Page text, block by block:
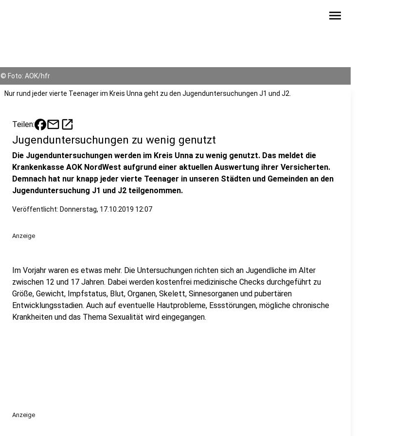
menu
© Foto: AOK/hfr
Nur rund jeder vierte Teenager im Kreis Unna geht zu den Jugenduntersuchungen J1 und J2.
Teilen: mailopen_in_new
Jugenduntersuchungen zu wenig genutzt
Die Jugenduntersuchungen werden im Kreis Unna zu wenig genutzt. Das meldet die
Krankenkasse AOK NordWest aufgrund einer aktuellen Auswertung ihrer Versicherten.
Demnach hat nur knapp jeder vierte Teenager in unseren Städten und Gemeinden an den
Jugenduntersuchung J1 und J2 teilgenommen.
Veröffentlicht: Donnerstag, 17.10.2019 12:07
Anzeige
Im Vorjahr waren es etwas mehr. Die Untersuchungen richten sich an Jugendliche im Alter
zwischen 12 und 17 Jahren. Dabei werden kostenfrei medizinische Checks durchgeführt zu
Größe, Gewicht, Impfstatus, Blut, Organen, Skelett, Sinnesorganen und pubertären
Entwicklungsstadien. Auch auf eventuelle Hautprobleme, Essstörungen, mögliche chronische
Krankheiten und das Thema Sexualität wird eingegangen.
Anzeige